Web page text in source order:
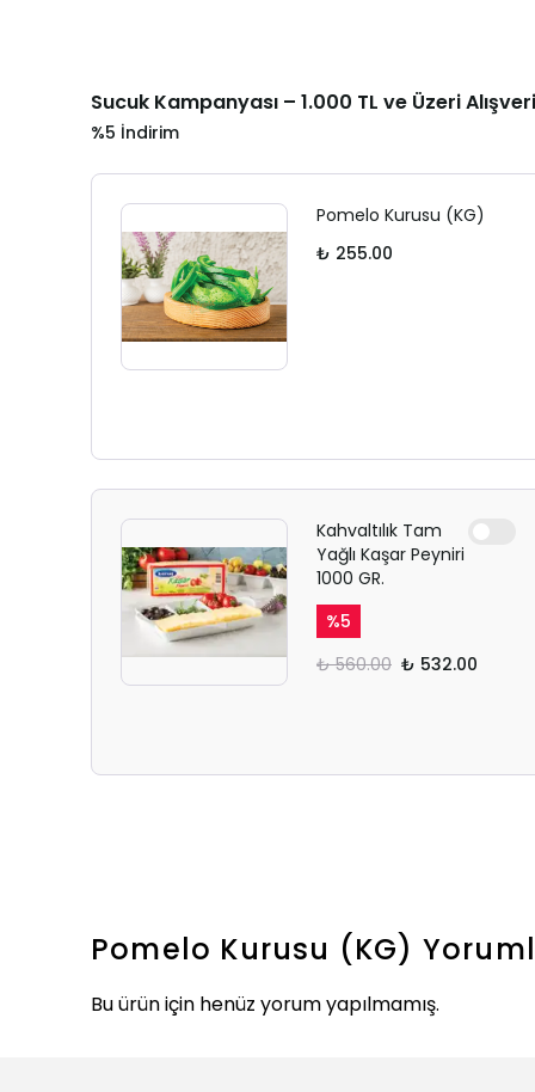
Sucuk Kampanyası – 1.000 TL ve Üzeri
%5 İndirim
Pomelo Kurusu (KG)
₺ 255.00
Kahvaltılık Tam
Yağlı Kaşar Peyniri
1000 GR.
%5
₺ 560.00 ₺ 532.00
Pomelo Kurusu (KG)
Bu ürün için henüz yorum yapılmamış.